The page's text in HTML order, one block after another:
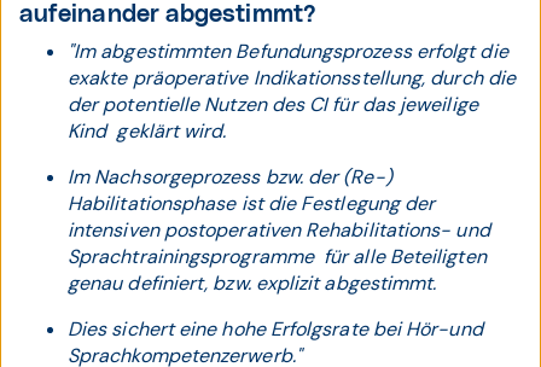
aufeinander abgestimmt?
"Im abgestimmten Befundungsprozess erfolgt die
exakte präoperative Indikationsstellung, durch die
der potentielle Nutzen des CI für das jeweilige
Kind geklärt wird.
Im Nachsorgeprozess bzw. der (Re-)
Habilitationsphase ist die Festlegung der
intensiven postoperativen Rehabilitations- und
Sprachtrainingsprogramme für alle Beteiligten
genau definiert, bzw. explizit abgestimmt.
Dies sichert eine hohe Erfolgsrate bei Hör-und
Sprachkompetenzerwerb."